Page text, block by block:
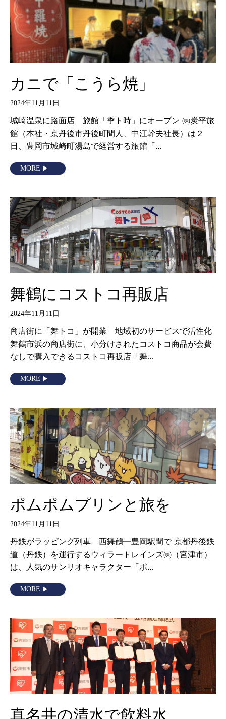
カニで「こうら焼」
2024年11月11日
城崎温泉に路面店 旅館「季ト時」にオープン ㈱炭平旅
館（本社・京丹後市丹後町間人、中江幹夫社長）は２
日、豊岡市城崎町湯島で経営する旅館「…
MORE
舞鶴にコストコ再販店
2024年11月11日
商店街に「舞トコ」が開業 地域初のサービスで活性化
舞鶴市浜の商店街に、小分けされたコストコ商品が会費
なしで購入できるコストコ再販店「舞…
MORE
ポムポムプリンと旅を
2024年11月11日
丹鉄がラッピング列車 西舞鶴―豊岡駅間で 京都丹後鉄
道（丹鉄）を運行するウィラートレインズ㈱（宮津市）
は、人気のサンリオキャラクター「ポ…
MORE
真名井の清水で飲料水